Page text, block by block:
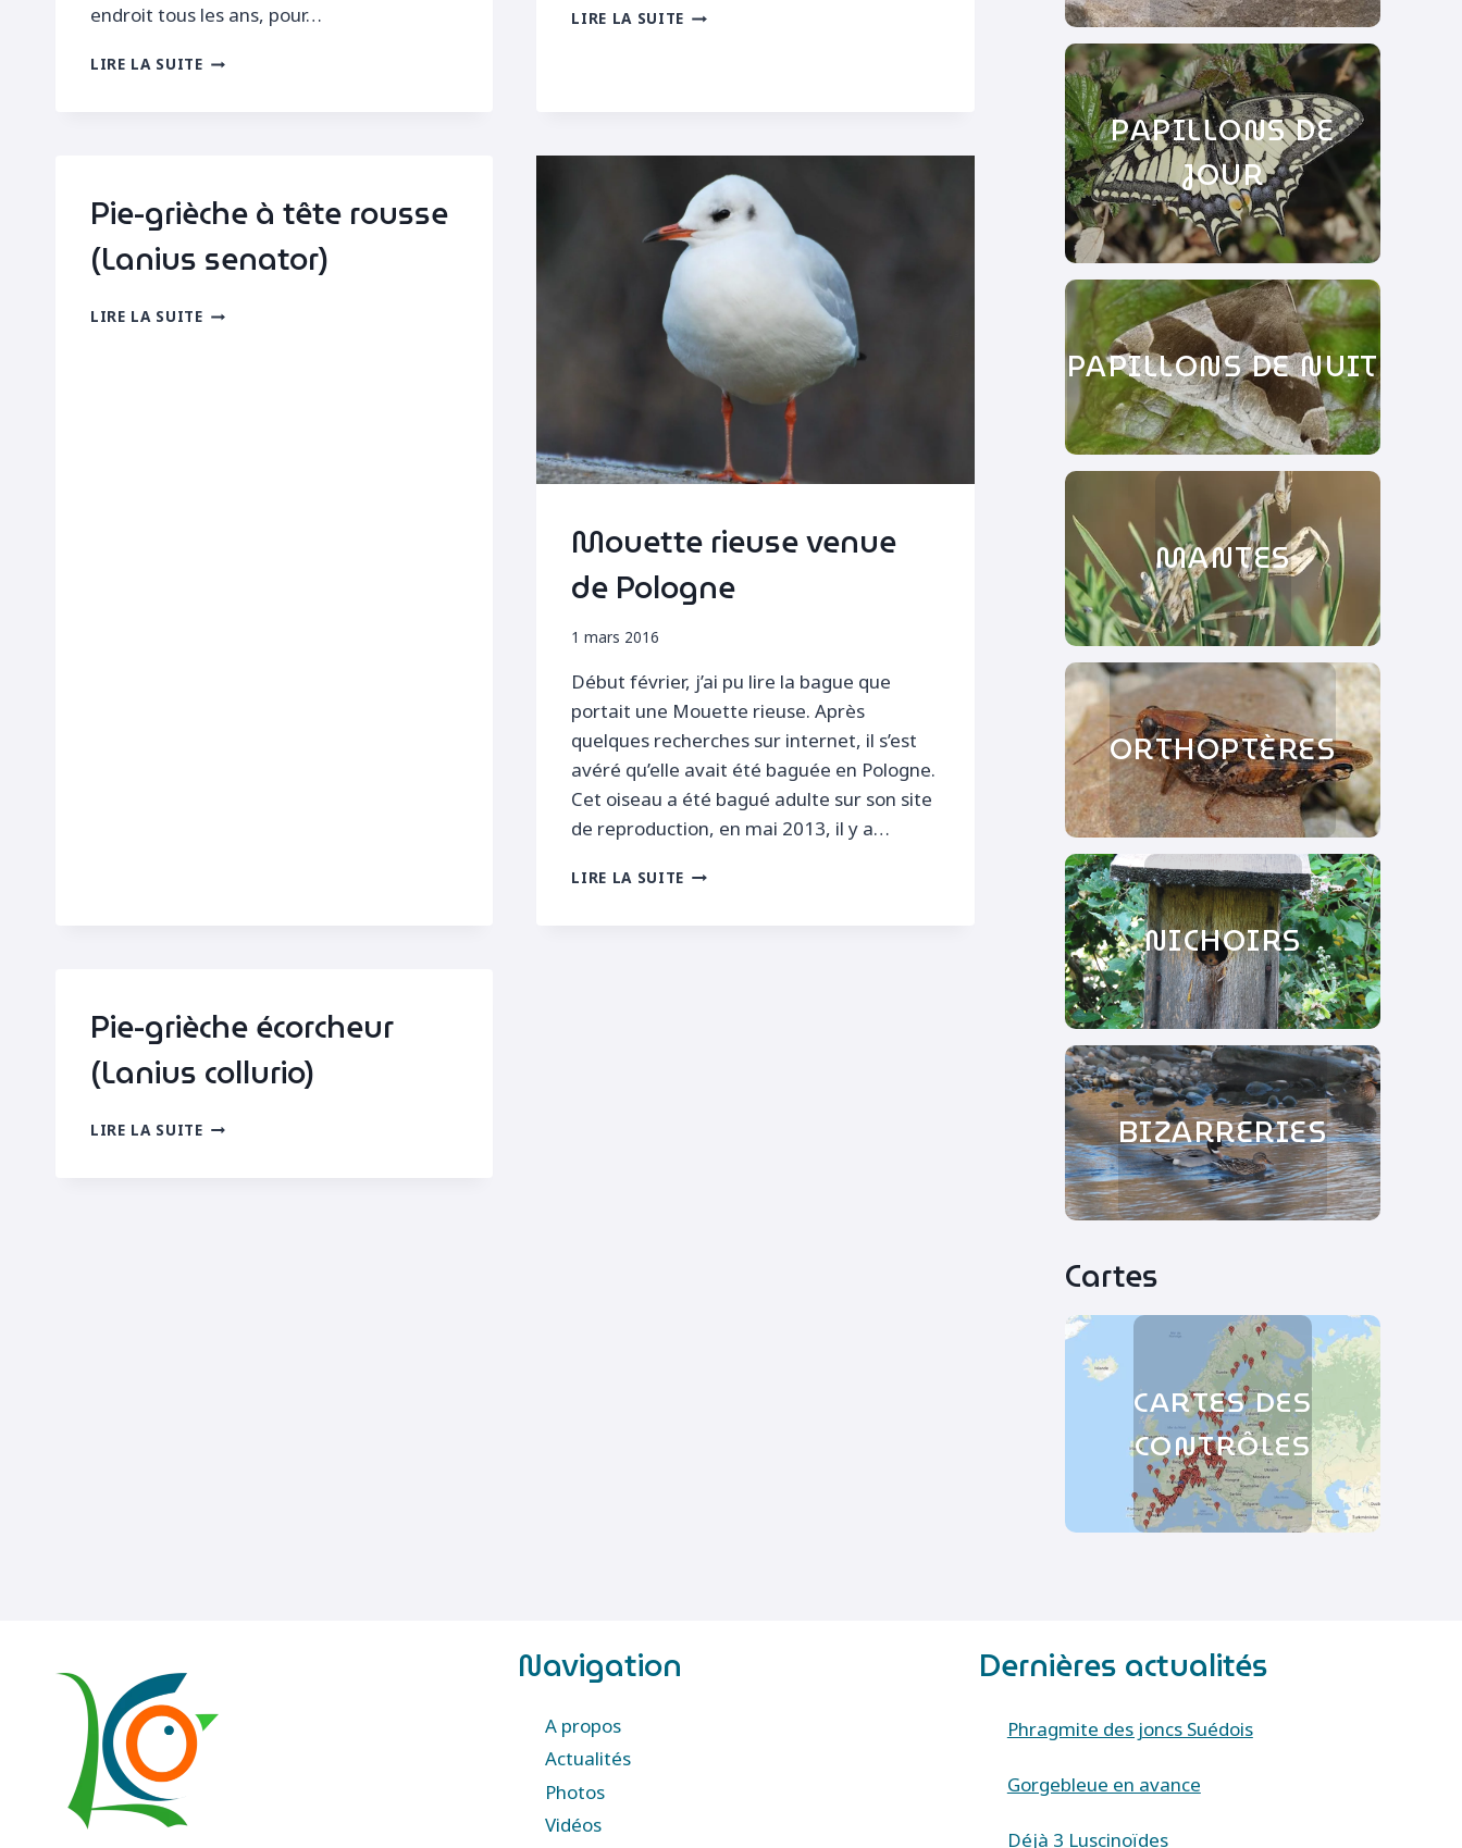
endroit tous les ans, pour…
LIRE LA SUITEBAGUAGE
LIRE LA SUITE PREMIER
Pie-grièche à tête rousse
(Lanius senator)
LIRE LA SUITEPIE-
Mouette rieuse venue
de Pologne
1 mars 2016
Début février, j’ai pu lire la bague que
portait une Mouette rieuse. Après
quelques recherches sur internet, il s’est
avéré qu’elle avait été baguée en Pologne.
Cet oiseau a été bagué adulte sur son site
de reproduction, en mai 2013, il y a…
LIRE LA SUITE MOUETTE
Pie-grièche écorcheur
(Lanius collurio)
LIRE LA SUITEPIE-
PAPILLONS DE
JOUR
PAPILLONS DE NUIT
MANTES
ORTHOPTÈRES
NICHOIRS
BIZARRERIES
Cartes
CARTES DES
CONTRÔLES
Navigation
A propos
Actualités
Photos
Vidéos
Dernières actualités
Phragmite des joncs Suédois
Gorgebleue en avance
Déjà 3 Luscinoïdes